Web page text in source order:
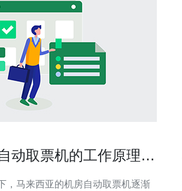
动取票机的工作原理与
，马来西亚的机房自动取票机逐渐